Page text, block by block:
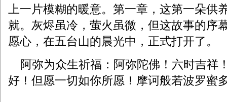
上一片模糊的暖意。第一章，这第一朵供
就。灰烬虽冷，萤火虽微，但这故事的序
愿心，在五台山的晨光中，正式打开了。
阿弥为众生祈福：阿弥陀佛！六时吉祥
好！但愿一切如你所愿！摩诃般若波罗蜜